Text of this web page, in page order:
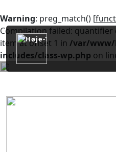
Warning: preg_match() [
Compilation failed:
item at offset 1 in /var/www/
includes/class-wp.php on